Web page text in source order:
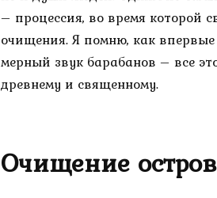
– процессия, во время которой
очищения. Я помню, как
мерный звук барабанов – все
древнему и священному.
Очищение